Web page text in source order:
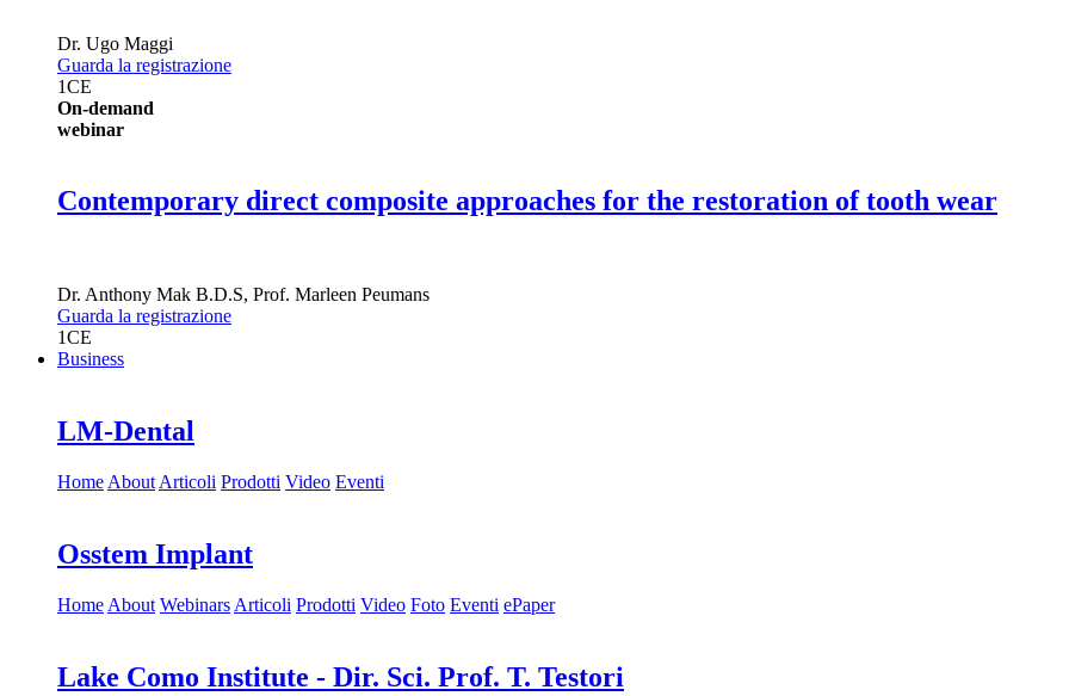
Dr. Ugo Maggi
Guarda la registrazione
1CE
On-demand
webinar
Contemporary direct composite approaches for the restoration of tooth wear
Dr. Anthony Mak B.D.S, Prof. Marleen Peumans
Guarda la registrazione
1CE
Business
LM-Dental
Home About Articoli Prodotti Video Eventi
Osstem Implant
Home About Webinars Articoli Prodotti Video Foto Eventi ePaper
Lake Como Institute - Dir. Sci. Prof. T. Testori